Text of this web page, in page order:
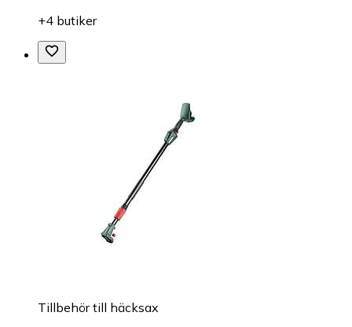
+4 butiker
Tillbehör till häcksax